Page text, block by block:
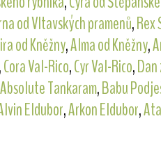
od Vltavských pramenů,
od Kněžny,Alma od Kněžny,
,Cora Val-Rico,Cyr Val-Rico,
Absolute Tankaram,Babu
Eldubor,Arkon Eldubor,